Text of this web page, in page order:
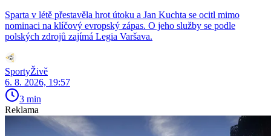
Sparta v létě přestavěla hrot útoku a Jan Kuchta se ocitl mimo
nominaci na klíčový evropský zápas. O jeho služby se podle
polských zdrojů zajímá Legia Varšava.
SportyŽivě
6. 8. 2026, 19:57
3 min
Reklama